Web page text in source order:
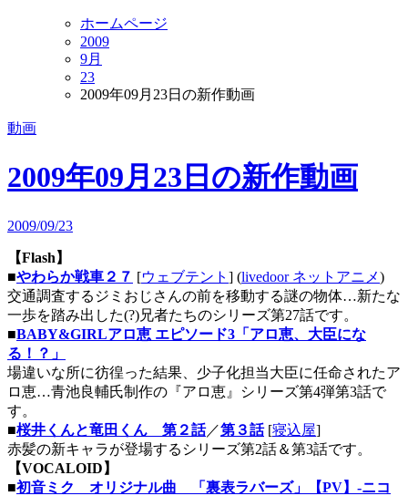
ホームページ
2009
9月
23
2009年09月23日の新作動画
動画
2009年09月23日の新作動画
2009/09/23
【Flash】
■やわらか戦車２７ [ウェブテント ] (livedoor ネットアニメ)
交通調査するジミおじさんの前を移動する謎の物体…新たな
一歩を踏み出した(?)兄者たちのシリーズ第27話です。
■BABY&GIRLアロ恵 エピソード3「アロ恵、大臣にな
る！？」
場違いな所に彷徨った結果、少子化担当大臣に任命されたア
ロ恵…青池良輔氏制作の『アロ恵』シリーズ第4弾第3話で
す。
■桜井くんと竜田くん 第２話／第３話[寝込屋]
赤髪の新キャラが登場するシリーズ第2話＆第3話です。
【VOCALOID】
■初音ミク オリジナル曲 「裏表ラバーズ」【PV】‐ニコ